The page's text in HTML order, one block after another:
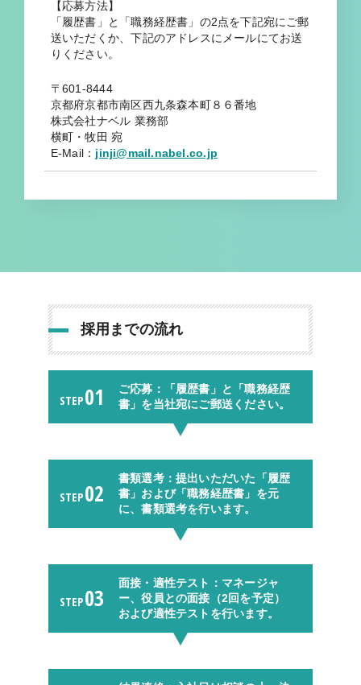
【応募方法】
「履歴書」と「職務経歴書」の2点を下記宛にご郵
送いただくか、下記のアドレスにメールにてお送
りください。
〒601-8444
京都府京都市南区西九条森本町８６番地
株式会社ナベル 業務部
横町・牧田 宛
E-Mail： jinji@mail.nabel.co.jp
採用までの流れ
STEP01
ご応募：「履歴書」と「職務経歴
書」を当社宛にご郵送ください。
STEP02
書類選考：提出いただいた「履歴
書」および「職務経歴書」を元
に、書類選考を行います。
STEP03
面接・適性テスト：マネージャ
ー、役員との面接（2回を予定）
および適性テストを行います。